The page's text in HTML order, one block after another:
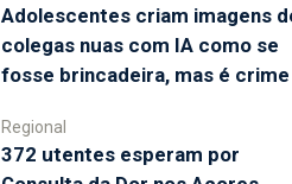
Adolescentes criam imagens
colegas nuas com IA como se
fosse brincadeira, mas é crime
Regional
372 utentes esperam por